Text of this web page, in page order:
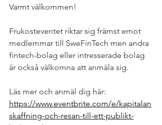
Varmt välkommen!
Frukosteventet riktar sig främst emot
medlemmar till SweFinTech men andra
fintech-bolag eller intresserade bolag
är också välkomna att anmäla sig.
Läs mer och anmäl dig här:
https://www.eventbrite.com/e/kapitalan
skaffning-och-resan-till-ett-publikt-